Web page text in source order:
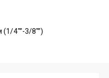
4″”-3/8″”)